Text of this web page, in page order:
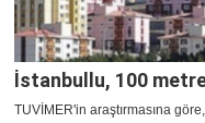
İstanbullu, 100
TUVİMER'in araştırmasına